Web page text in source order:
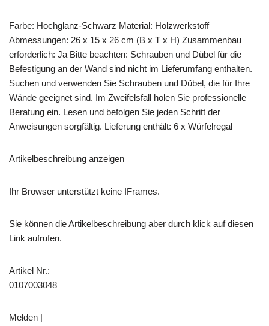
Farbe: Hochglanz-Schwarz Material: Holzwerkstoff
Abmessungen: 26 x 15 x 26 cm (B x T x H) Zusammenbau
erforderlich: Ja Bitte beachten: Schrauben und Dübel für die
Befestigung an der Wand sind nicht im Lieferumfang enthalten.
Suchen und verwenden Sie Schrauben und Dübel, die für Ihre
Wände geeignet sind. Im Zweifelsfall holen Sie professionelle
Beratung ein. Lesen und befolgen Sie jeden Schritt der
Anweisungen sorgfältig. Lieferung enthält: 6 x Würfelregal
Artikelbeschreibung anzeigen
Ihr Browser unterstützt keine IFrames.
Sie können die Artikelbeschreibung aber durch klick auf diesen
Link aufrufen.
Artikel Nr.:
0107003048
Melden |